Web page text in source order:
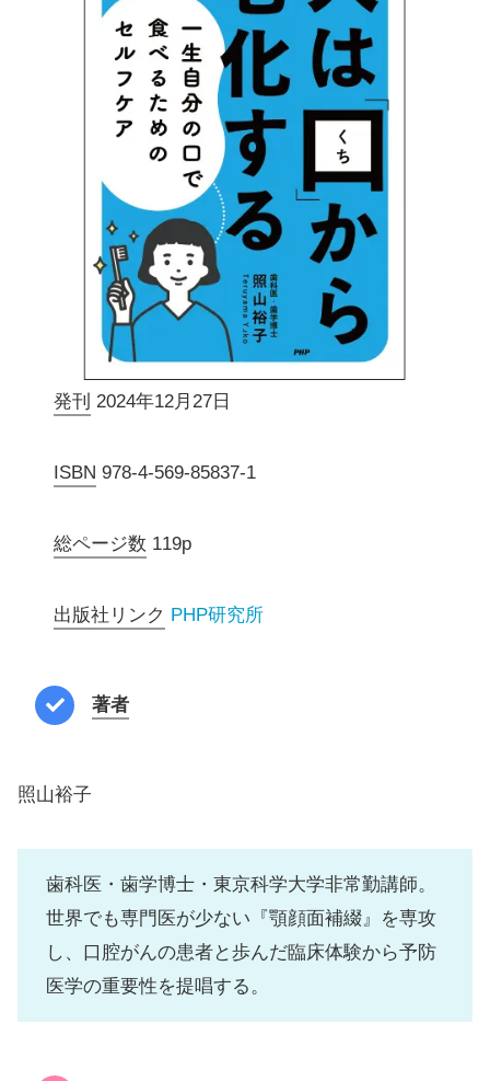
発刊 2024年12月27日
ISBN 978-4-569-85837-1
総ページ数 119p
出版社リンク PHP研究所
著者
照山裕子
歯科医・歯学博士・東京科学大学非常勤講師。
世界でも専門医が少ない『顎顔面補綴』を専攻
し、口腔がんの患者と歩んだ臨床体験から予防
医学の重要性を提唱する。